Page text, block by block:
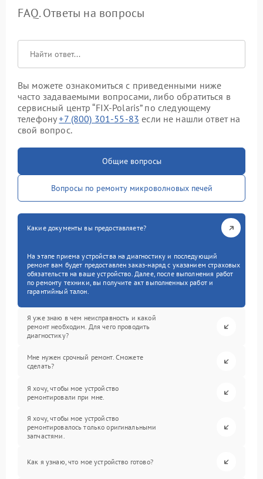
FAQ. Ответы на вопросы
Вы можете ознакомиться с приведенными ниже
часто задаваемыми вопросами, либо обратиться в
сервисный центр “FIX-Polaris” по следующему
телефону+7 (800) 301-55-83 если не нашли ответ на
свой вопрос.
Общие вопросы
Вопросы по ремонту микроволновых печей
Какие документы вы предоставляете?
На этапе приема устройства на диагностику и последующий
ремонт вам будет предоставлен заказ-наряд с указанием страховых
обязательств на ваше устройство. Далее, после выполнения работ
по ремонту техники, вы получите акт выполненных работ и
гарантийный талон.
Я уже знаю в чем неисправность и какой
ремонт необходим. Для чего проводить
диагностику?
Мне нужен срочный ремонт. Сможете
сделать?
Я хочу, чтобы мое устройство
ремонтировали при мне.
Я хочу, чтобы мое устройство
ремонтировалось только оригинальными
запчастями.
Как я узнаю, что мое устройство готово?